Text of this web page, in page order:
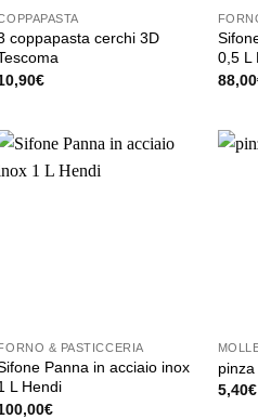
coppapasta cerchi 3D
€
0,5 L
88,00
FORNO & PASTICCERIA
Panna in acciaio inox
L Hendi
€
5,40€